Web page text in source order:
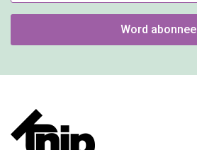
Word abonnee